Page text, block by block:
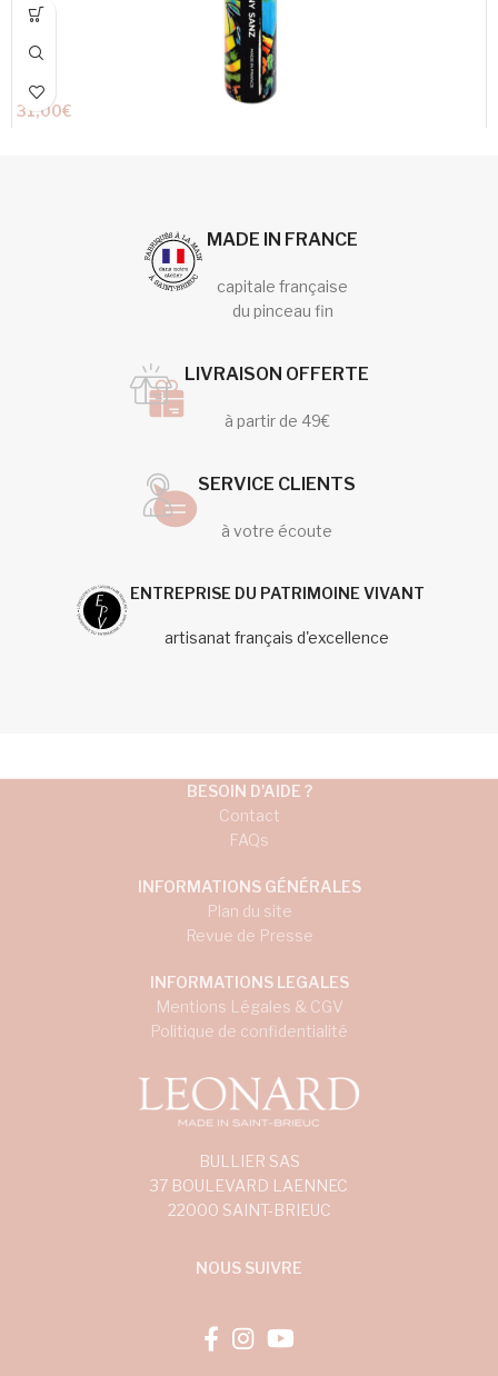
31,00€
MADE IN FRANCE
capitale française
du pinceau fin
LIVRAISON OFFERTE
à partir de 49€
SERVICE CLIENTS
à votre écoute
ENTREPRISE DU PATRIMOINE VIVANT
artisanat français d'excellence
BESOIN D'AIDE ?
Contact
FAQs
INFORMATIONS GÉNÉRALES
Plan du site
Revue de Presse
INFORMATIONS LEGALES
Mentions Légales & CGV
Politique de confidentialité
BULLIER SAS
37 BOULEVARD LAENNEC
22000 SAINT-BRIEUC
NOUS SUIVRE